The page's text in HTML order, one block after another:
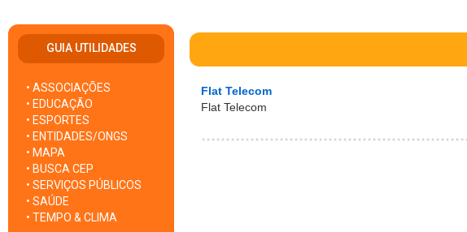
GUIA UTILIDADES
• ASSOCIAÇÕES
• EDUCAÇÃO
• ESPORTES
• ENTIDADES/ONGS
• MAPA
• BUSCA CEP
• SERVIÇOS PÚBLICOS
• SAÚDE
• TEMPO & CLIMA
Flat Telecom
Flat Telecom